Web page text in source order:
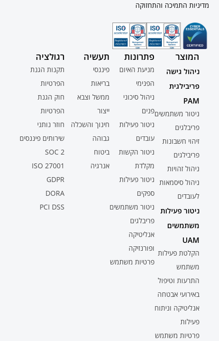
מדיניות התמיכה והתחזוקה
המוצר
ניהול גישה
פריבילגית
PAM
ניטור משתמשים
פריבלגים
זיהוי חשבונות
פריבילגים
ניהול זהויות
ניהול סיסמאות
לעובדים
ניטור פעילות
משתמשים
UAM
הקלטת פעילות
משתמש
התרעות וטיפול
באירועי אבטחה
אנליטיקה וניתוח
פעילות
פרטיות משתמש
פתרונות
מניעת האיום
הפנימי
ניהול סיכוני
פנים
ניטור פעילות
עובדים
ניטור הקשות
מקלדת
ניטור פעילות
ספקים
ניטור משתמשים
פריבלגים
אנליטיקה
ופורנזיקה
פרטיות משתמש
תעשיה
פיננסי
בריאות
ממשל וצבא
ייצור
חינוך והשכלה
גבוהה
ביטוח
אנרגיה
רגולציה
תקנות הגנת
הפרטיות
חוק הגנת
הפרטיות
חוזר נותני
שירותים פיננסים
SOC 2
ISO 27001
GDPR
DORA
PCI DSS